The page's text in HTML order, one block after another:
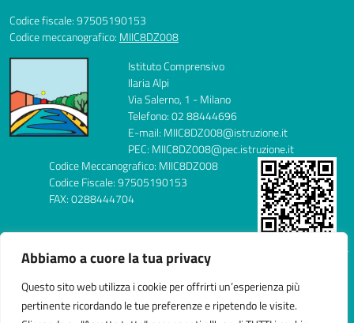
Abbiamo a cuore la tua privacy
Questo sito web utilizza i cookie per offrirti un’esperienza più
pertinente ricordando le tue preferenze e ripetendo le visite.
Codice fiscale: 97505190153
Codice meccanografico: MIIC8DZ008
Istituto Comprensivo
Ilaria Alpi
Via Salerno, 1 - Milano
Telefono: 02 88444696
E-mail: MIIC8DZ008@istruzione.it
PEC: MIIC8DZ008@pec.istruzione.it
Codice Meccanografico: MIIC8DZ008
Codice Fiscale: 97505190153
FAX: 0288444704